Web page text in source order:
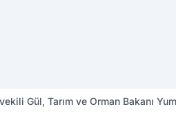
Gül, Tarım ve Orman Bakanı